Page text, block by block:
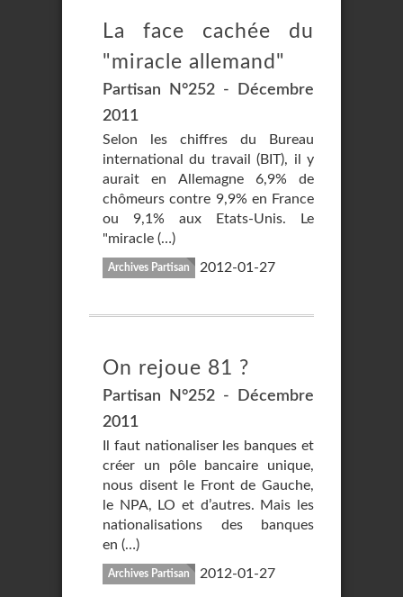
La face cachée du
"miracle allemand"
Partisan N°252 - Décembre
2011
Selon les chiffres du Bureau
international du travail (BIT), il y
aurait en Allemagne 6,9% de
chômeurs contre 9,9% en France
ou 9,1% aux Etats-Unis. Le
"miracle (…)
Archives Partisan 2012-01-27
On rejoue 81 ?
Partisan N°252 - Décembre
2011
Il faut nationaliser les banques et
créer un pôle bancaire unique,
nous disent le Front de Gauche,
le NPA, LO et d’autres. Mais les
nationalisations des banques
en (…)
Archives Partisan 2012-01-27